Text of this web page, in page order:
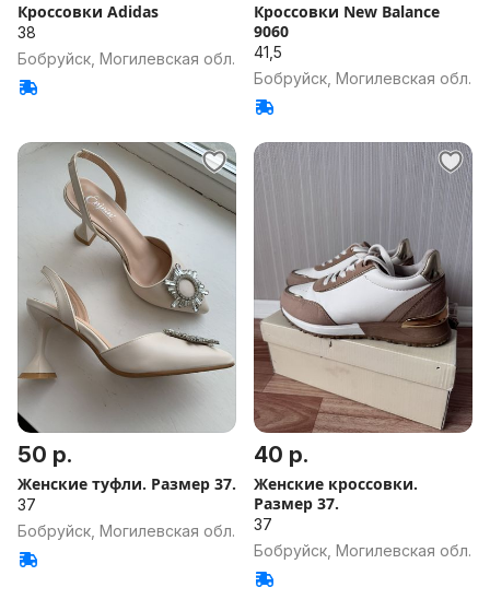
Кроссовки Adidas
38
Бобруйск, Могилевская обл.
Кроссовки New Balance
9060
41,5
Бобруйск, Могилевская обл.
50 р.
Женские туфли. Размер 37.
37
Бобруйск, Могилевская обл.
40 р.
Женские кроссовки.
Размер 37.
37
Бобруйск, Могилевская обл.